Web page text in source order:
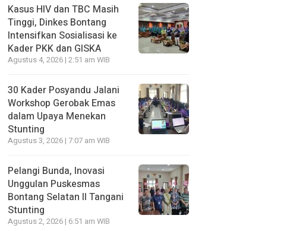
Kasus HIV dan TBC Masih
Tinggi, Dinkes Bontang
Intensifkan Sosialisasi ke
Kader PKK dan GISKA
Agustus 4, 2026 | 2:51 am WIB
30 Kader Posyandu Jalani
Workshop Gerobak Emas
dalam Upaya Menekan
Stunting
Agustus 3, 2026 | 7:07 am WIB
Pelangi Bunda, Inovasi
Unggulan Puskesmas
Bontang Selatan II Tangani
Stunting
Agustus 2, 2026 | 6:51 am WIB